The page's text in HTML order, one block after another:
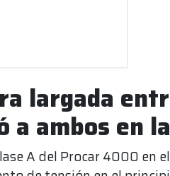
largada
a ambos en
A del Procar 4000 en